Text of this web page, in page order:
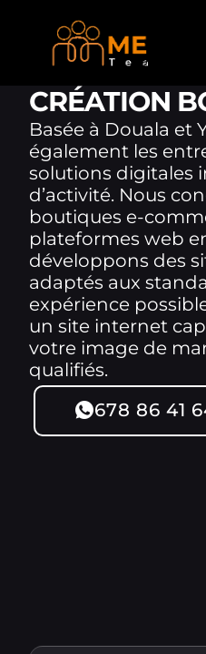
CRÉATION
Basée à Douala et
également les
solutions digitales
d’activité. Nous
boutiques e-
plateformes web
développons des
adaptés aux
expérience
un site internet
votre image de
qualifiés.
678 86 41